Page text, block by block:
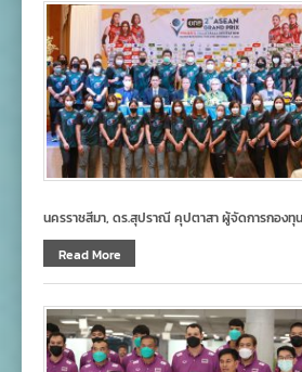
นครราชสีมา, ดร.สุปราณี คุปตาสา ผู้จัดการกอ
Read More